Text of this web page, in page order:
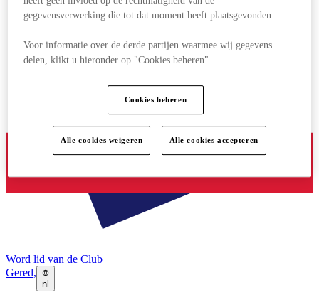
Word lid van de Club
Gered,
nl
gegevensverwerking die tot dat moment heeft plaatsgevonden.
Voor informatie over de derde partijen waarmee wij gegevens
delen, klikt u hieronder op "Cookies beheren".
Cookies beheren
Alle cookies weigeren Alle cookies accepteren